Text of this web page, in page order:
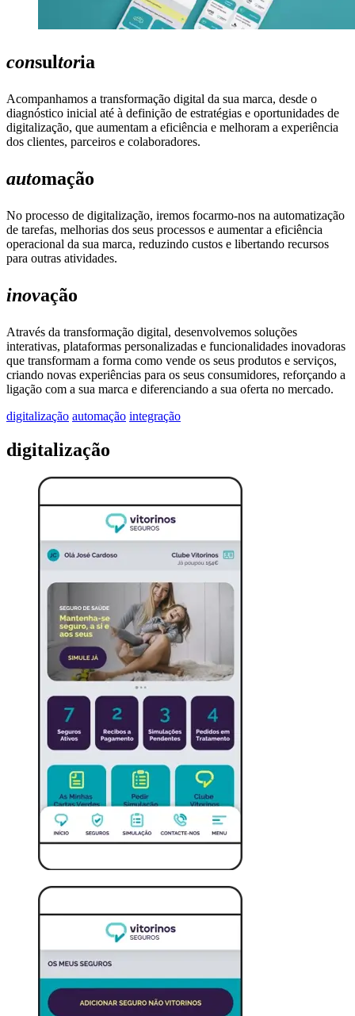
consultoria
Acompanhamos a transformação digital da sua marca, desde o
diagnóstico inicial até à definição de estratégias e oportunidades de
digitalização, que aumentam a eficiência e melhoram a experiência
dos clientes, parceiros e colaboradores.
automação
No processo de digitalização, iremos focarmo-nos na automatização
de tarefas, melhorias dos seus processos e aumentar a eficiência
operacional da sua marca, reduzindo custos e libertando recursos
para outras atividades.
inovação
Através da transformação digital, desenvolvemos soluções
interativas, plataformas personalizadas e funcionalidades inovadoras
que transformam a forma como vende os seus produtos e serviços,
criando novas experiências para os seus consumidores, reforçando a
ligação com a sua marca e diferenciando a sua oferta no mercado.
digitalização automação integração
digitalização